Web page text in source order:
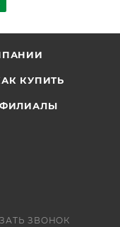
КУПИТЬ
ФИЛИАЛЫ
ЗВОНОК